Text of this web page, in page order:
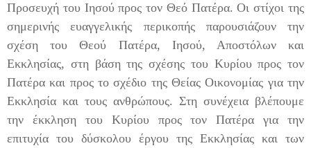
Προσευχή του Ιησού προς τον Θεό Πατέρα. Οι στίχοι της
σημερινής ευαγγελικής περικοπής παρουσιάζουν την
σχέση του Θεού Πατέρα, Ιησού, Αποστόλων και
Εκκλησίας, στη βάση της σχέσης του Κυρίου προς τον
Πατέρα και προς το σχέδιο της Θείας Οικονομίας για την
Εκκλησία και τους ανθρώπους. Στη συνέχεια βλέπουμε
την έκκληση του Κυρίου προς τον Πατέρα για την
επιτυχία του δύσκολου έργου της Εκκλησίας και των